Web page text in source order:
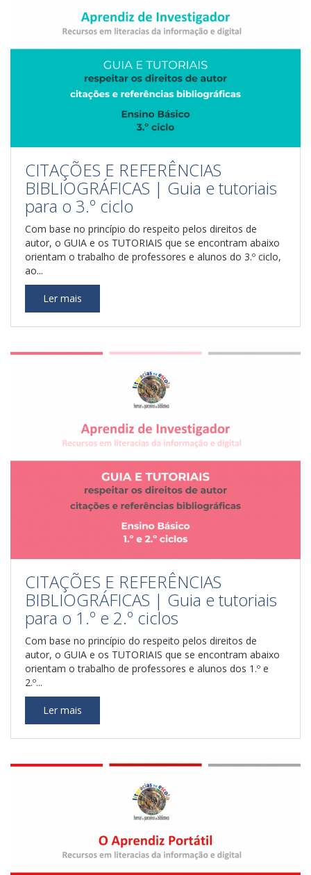
CITAÇÕES E REFERÊNCIAS
BIBLIOGRÁFICAS | Guia e tutoriais
para o 3.º ciclo
Com base no princípio do respeito pelos direitos de
autor, o GUIA e os TUTORIAIS que se encontram abaixo
orientam o trabalho de professores e alunos do 3.º ciclo,
ao...
Ler mais
CITAÇÕES E REFERÊNCIAS
BIBLIOGRÁFICAS | Guia e tutoriais
para o 1.º e 2.º ciclos
Com base no princípio do respeito pelos direitos de
autor, o GUIA e os TUTORIAIS que se encontram abaixo
orientam o trabalho de professores e alunos dos 1.º e
2.º...
Ler mais